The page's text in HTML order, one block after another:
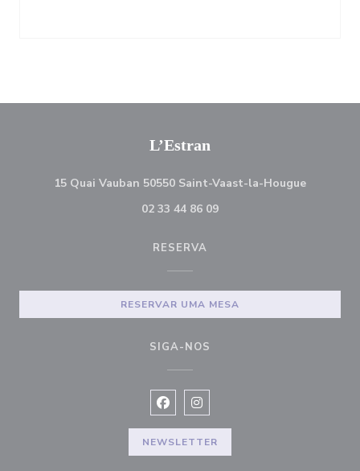
L’Estran
15 Quai Vauban 50550 Saint-Vaast-la-Hougue((abre
02 33 44 86 09
RESERVA
RESERVAR UMA MESA
SIGA-NOS
Facebook ((abre numa nova
Instagram ((abre numa
NEWSLETTER